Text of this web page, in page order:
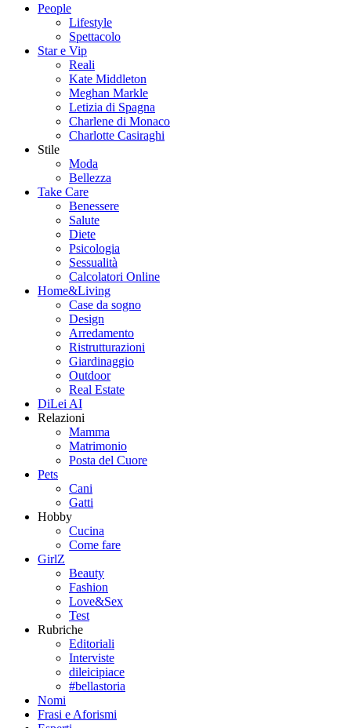
People
Lifestyle
Spettacolo
Star e Vip
Reali
Kate Middleton
Meghan Markle
Letizia di Spagna
Charlene di Monaco
Charlotte Casiraghi
Stile
Moda
Bellezza
Take Care
Benessere
Salute
Diete
Psicologia
Sessualità
Calcolatori Online
Home&Living
Case da sogno
Design
Arredamento
Ristrutturazioni
Giardinaggio
Outdoor
Real Estate
DiLei AI
Relazioni
Mamma
Matrimonio
Posta del Cuore
Pets
Cani
Gatti
Hobby
Cucina
Come fare
GirlZ
Beauty
Fashion
Love&Sex
Test
Rubriche
Editoriali
Interviste
dileicipiace
#bellastoria
Nomi
Frasi e Aforismi